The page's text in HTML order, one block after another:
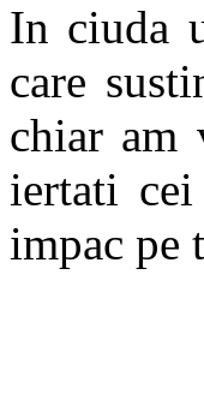
In ciuda
care
chiar am
iertati
impac pe